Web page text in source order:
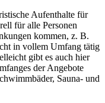
Aufenthalte für
für alle Personen
kommen, z. B.
in vollem Umfang tätig
gibt es auch hier
der Angebote
Sauna- und